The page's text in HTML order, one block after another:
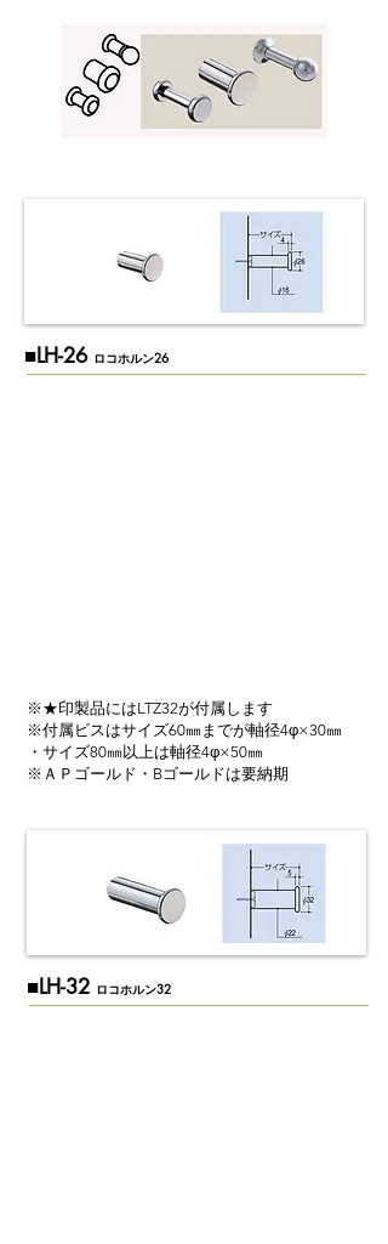
​■LH-26 ロコホルン26
※★印製品にはLTZ32が付属します
※付属ビスはサイズ60㎜までが軸径4φ×30㎜
・サイズ80㎜以上は軸径4φ×50㎜
※ＡＰゴールド・Bゴールドは要納期
​■LH-32 ロコホルン32